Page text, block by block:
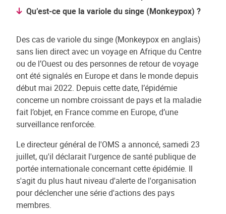
Qu’est-ce que la variole du singe (Monkeypox) ?
Des cas de variole du singe (Monkeypox en anglais)
sans lien direct avec un voyage en Afrique du Centre
ou de l’Ouest ou des personnes de retour de voyage
ont été signalés en Europe et dans le monde depuis
début mai 2022. Depuis cette date, l’épidémie
concerne un nombre croissant de pays et la maladie
fait l’objet, en France comme en Europe, d’une
surveillance renforcée.
Le directeur général de l'OMS a annoncé, samedi 23
juillet, qu'il déclarait l'urgence de santé publique de
portée internationale concernant cette épidémie. Il
s'agit du plus haut niveau d'alerte de l'organisation
pour déclencher une série d'actions des pays
membres.